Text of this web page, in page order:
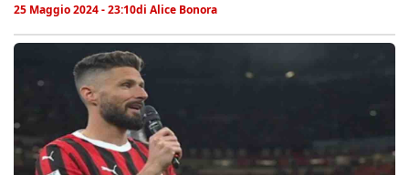
25 Maggio 2024 - 23:10di Alice Bonora